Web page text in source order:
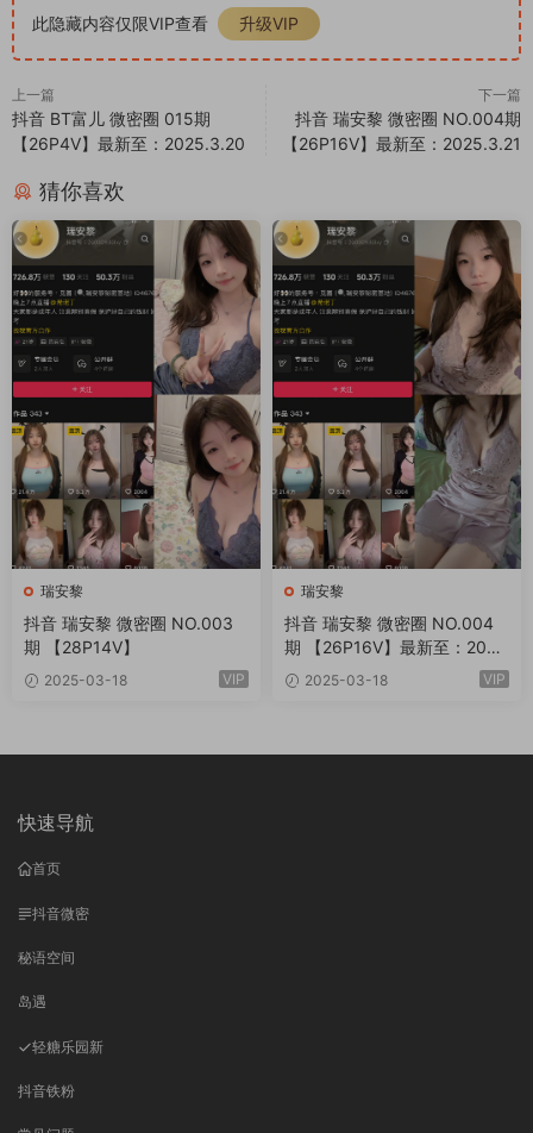
此隐藏内容仅限VIP查看 升级VIP
上一篇
抖音 BT富儿 微密圈 015期
【26P4V】最新至：2025.3.20
下一篇
抖音 瑞安黎 微密圈 NO.004期
【26P16V】最新至：2025.3.21
猜你喜欢
瑞安黎
抖音 瑞安黎 微密圈 NO.003
期 【28P14V】
2025-03-18 VIP
瑞安黎
抖音 瑞安黎 微密圈 NO.004
期 【26P16V】最新至：202
5.3.21
2025-03-18 VIP
快速导航
首页
抖音微密
秘语空间
岛遇
轻糖乐园新
抖音铁粉